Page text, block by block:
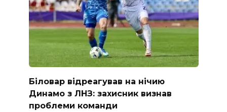
Біловар відреагував на нічию
Динамо з ЛНЗ: захисник визнав
проблеми команди